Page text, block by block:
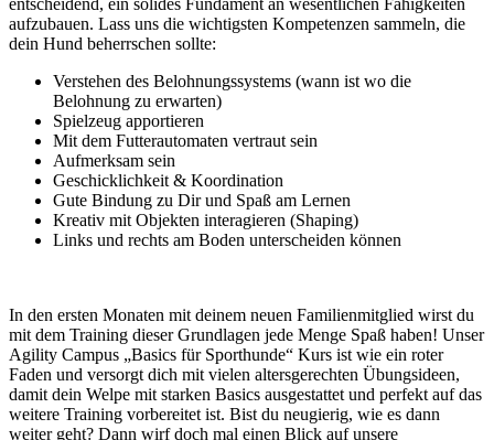
entscheidend, ein solides Fundament an wesentlichen Fähigkeiten
aufzubauen. Lass uns die wichtigsten Kompetenzen sammeln, die
dein Hund beherrschen sollte:
Verstehen des Belohnungssystems (wann ist wo die
Belohnung zu erwarten)
Spielzeug apportieren
Mit dem Futterautomaten vertraut sein
Aufmerksam sein
Geschicklichkeit & Koordination
Gute Bindung zu Dir und Spaß am Lernen
Kreativ mit Objekten interagieren (Shaping)
Links und rechts am Boden unterscheiden können
In den ersten Monaten mit deinem neuen Familienmitglied wirst du
mit dem Training dieser Grundlagen jede Menge Spaß haben! Unser
Agility Campus „Basics für Sporthunde“ Kurs ist wie ein roter
Faden und versorgt dich mit vielen altersgerechten Übungsideen,
damit dein Welpe mit starken Basics ausgestattet und perfekt auf das
weitere Training vorbereitet ist. Bist du neugierig, wie es dann
weiter geht? Dann wirf doch mal einen Blick auf unsere